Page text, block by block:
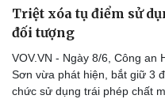
eSports
Hậu trường
Triệt xóa tụ điểm sử
đối tượng
VOV.VN - Ngày 8/6, Công an
Sơn vừa phát hiện, bắt giữ 3
chức sử dụng trái phép chất